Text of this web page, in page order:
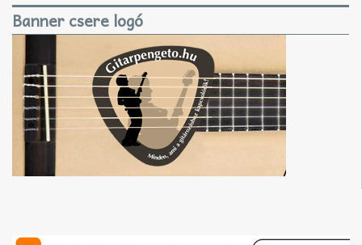
Banner csere logó